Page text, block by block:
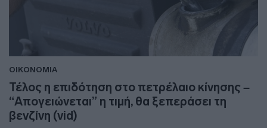
ΟΙΚΟΝΟΜΙΑ
Τέλος η επιδότηση στο πετρέλαιο κίνησης –
“Απογειώνεται” η τιμή, θα ξεπεράσει τη
βενζίνη (vid)